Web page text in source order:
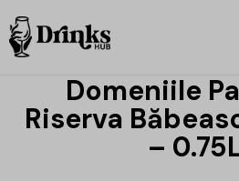
Domeniile
Riserva
–